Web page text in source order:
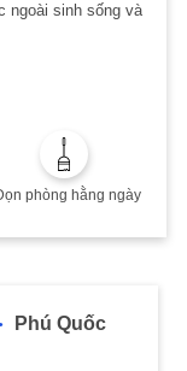
ngoài sinh sống và
Quý khách vui
thay đổi
phòng hằng ngày
Phú Quốc